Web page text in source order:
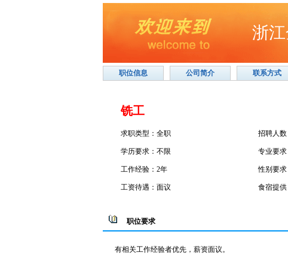
浙
职位信息 公司简介 联系方式
铣工
求职类型：全职 招聘人
学历要求：不限 专业要
工作经验：2年 性别要求
工资待遇：面议 食宿提
职位要求
有相关工作经验者优先，薪资面议。